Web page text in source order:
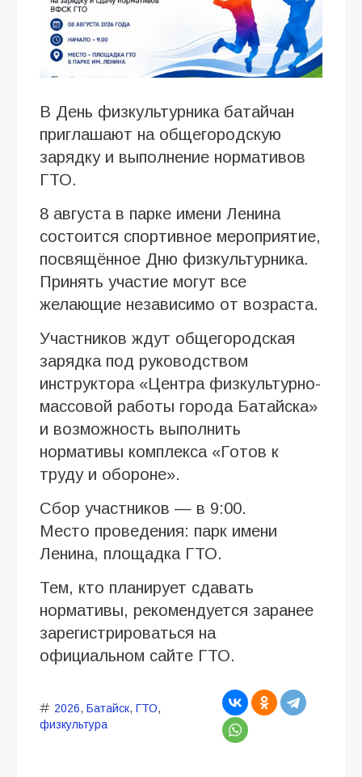
В День физкультурника батайчан
приглашают на общегородскую
зарядку и выполнение нормативов
ГТО.
8 августа в парке имени Ленина
состоится спортивное мероприятие,
посвящённое Дню физкультурника.
Принять участие могут все
желающие независимо от возраста.
Участников ждут общегородская
зарядка под руководством
инструктора «Центра физкультурно-
массовой работы города Батайска»
и возможность выполнить
нормативы комплекса «Готов к
труду и обороне».
Сбор участников — в 9:00.
Место проведения: парк имени
Ленина, площадка ГТО.
Тем, кто планирует сдавать
нормативы, рекомендуется заранее
зарегистрироваться на
официальном сайте ГТО.
2026, Батайск, ГТО,
физкультура